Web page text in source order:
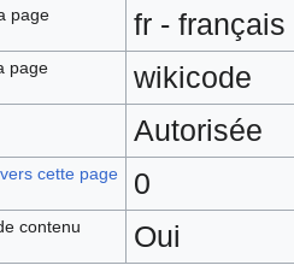
page fr - français
page wikicode
Autorisée
cette page 0
contenu Oui